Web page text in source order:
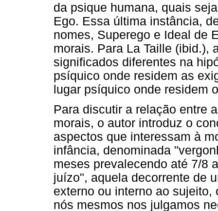
da psique humana, quais
Ego. Essa última instância,
nomes, Superego e Ideal de
morais. Para La Taille (ibid.),
significados diferentes na
psíquico onde residem as
lugar psíquico onde residem
Para discutir a relação entre
morais, o autor introduz o
aspectos que interessam à
infância, denominada
meses prevalecendo até 7/8
juízo", aquela decorrente de
externo ou interno ao
nós mesmos nos julgamos